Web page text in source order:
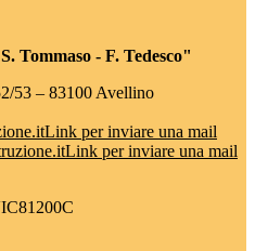
Tommaso - F. Tedesco"
53 – 83100 Avellino
Link per inviare una mail
Link per inviare una mail